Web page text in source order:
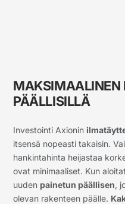
MAKSIMAALINEN
PÄÄLLISILLÄ
Investointi Axionin
itsensä nopeasti takaisin.
hankintahinta heijastaa
ovat minimaaliset. Kun
uuden painetun päällisen,
olevan rakenteen päälle.